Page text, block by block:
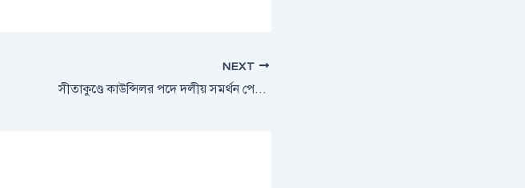
NEXT
সীতাকুণ্ডে কাউন্সিলর পদে দলীয় সমর্থন পেতে মরিয়া ৫ নং ওয়ার্ডের প্রার্থীরা